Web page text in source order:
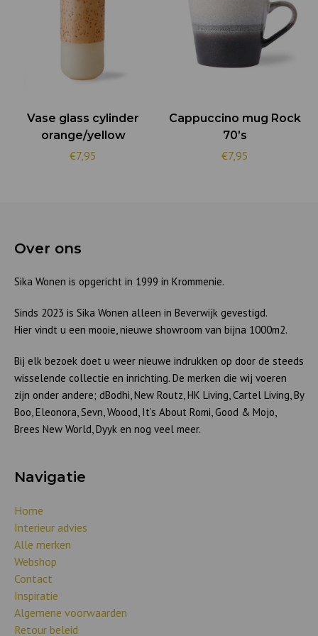
Vase glass cylinder
orange/yellow
€7,95
Cappuccino mug Rock
70’s
€7,95
Over ons
Sika Wonen is opgericht in 1999 in Krommenie.
Sinds 2023 is Sika Wonen alleen in Beverwijk gevestigd.
Hier vindt u een mooie, nieuwe showroom van bijna 1000m2.
Bij elk bezoek doet u weer nieuwe indrukken op door de steeds
wisselende collectie en inrichting. De merken die wij voeren
zijn onder andere; dBodhi, New Routz, HK Living, Cartel Living, By
Boo, Eleonora, Sevn, Woood, It’s About Romi, Good & Mojo,
Brees New World, Dyyk en nog veel meer.
Navigatie
Home
Interieur advies
Alle merken
Webshop
Contact
Inspiratie
Algemene voorwaarden
Retour beleid